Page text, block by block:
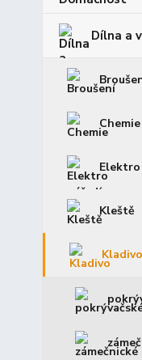
Dílna a
Chemie
Kleště
Kladivo